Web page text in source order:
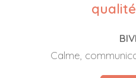
Calme,